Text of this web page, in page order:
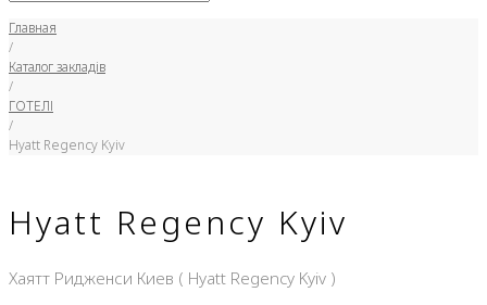
Главная
/
Каталог закладів
/
ГОТЕЛІ
/
Hyatt Regency Kyiv
Hyatt Regency Kyiv
Хаятт Ридженси Киев ( Hyatt Regency Kyiv )